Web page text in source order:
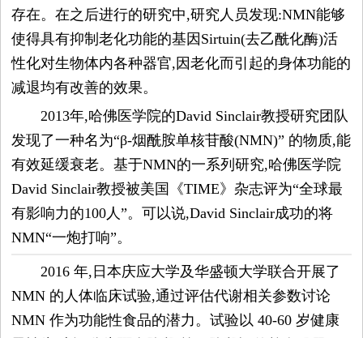
时
尚
品
美
存在。在之后进行的研究中,研究人员发现:NMN能够
使得具有抑制老化功能的基因Sirtuin(去乙酰化酶)活
性化对生物体内各种器官,因老化而引起的身体功能的
减退均有改善的效果。
2013年,哈佛医学院的David Sinclair教授研究团队
发现了一种名为“β-烟酰胺单核苷酸(NMN)” 的物质,能
有效延缓衰老。基于NMN的一系列研究,哈佛医学院
David Sinclair教授被美国《TIME》杂志评为“全球最
有影响力的100人”。可以说,David Sinclair成功的将
NMN“一炮打响”。
2016 年,日本庆应大学及华盛顿大学联合开展了
NMN 的人体临床试验,通过评估代谢相关参数讨论
NMN 作为功能性食品的潜力。试验以 40-60 岁健康